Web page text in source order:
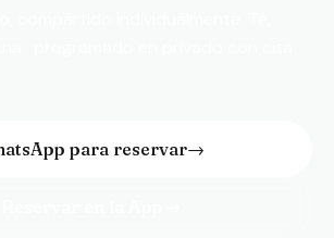
para reservar→